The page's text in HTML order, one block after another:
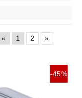
« 1 2 »
-45%